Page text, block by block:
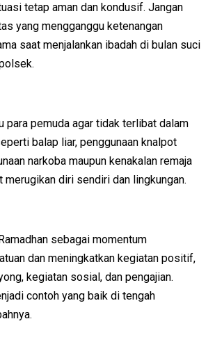
tetap aman dan kondusif. Jangan
yang mengganggu ketenangan
saat menjalankan ibadah di bulan suci
para pemuda agar tidak terlibat dalam
balap liar, penggunaan knalpot
narkoba maupun kenakalan remaja
merugikan diri sendiri dan lingkungan.
sebagai momentum
dan meningkatkan kegiatan positif,
kegiatan sosial, dan pengajian.
contoh yang baik di tengah